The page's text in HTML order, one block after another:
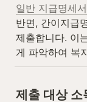
일반 지급명세서
반면, 간이지급
제출합니다. 이
게 파악하여 복
제출 대상 소